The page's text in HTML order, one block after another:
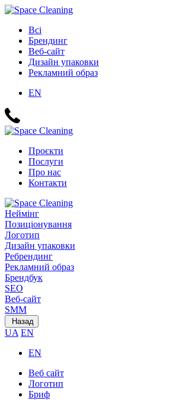
Всі
Брендинг
Веб-сайт
Дизайн упаковки
Рекламний образ
EN
Проєкти
Послуги
Про нас
Контакти
Неймінг
Позиціонування
Логотип
Дизайн упаковки
Ребрендинг
Рекламний образ
Брендбук
SEO
Веб-сайт
SMM
Назад
UA EN
EN
Веб сайт
Логотип
Бриф